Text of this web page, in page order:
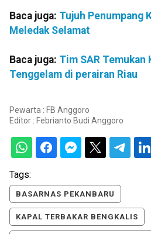
Baca juga: Tujuh Penumpang
Meledak Selamat
Baca juga: Tim SAR Temukan
Tenggelam di perairan Riau
Pewarta : FB Anggoro
Editor : Febrianto Budi Anggoro
Tags:
BASARNAS PEKANBARU
KAPAL TERBAKAR BENGKALIS